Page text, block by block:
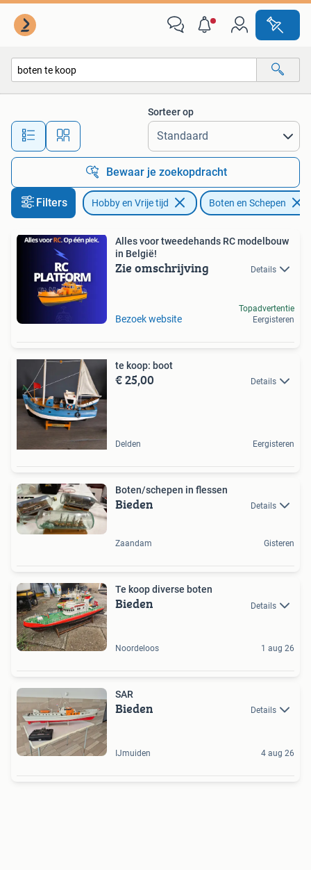
Alle afstanden…
Sorteer op
Bewaar je zoekopdracht
Filters Hobby en Vrije tijd Boten en Schepen
Alles voor tweedehands RC modelbouw
in België!
Zie omschrijving Details
Bezoek website
Topadvertentie
Eergisteren
te koop: boot
€ 25,00 Details
Delden Eergisteren
Boten/schepen in flessen
Bieden Details
Zaandam Gisteren
Te koop diverse boten
Bieden Details
Noordeloos 1 aug 26
SAR
Bieden Details
IJmuiden 4 aug 26